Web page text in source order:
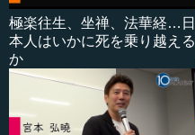
極楽往生、坐禅、法華経…日
本人はいかに死を乗り越える
か